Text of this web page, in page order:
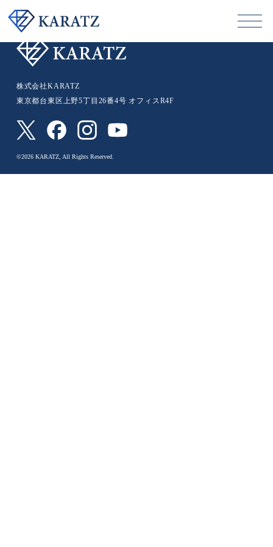
前の記事へ
株式会社KARATZ
東京都台東区上野5丁目26番4号 オフィスR4F
©2026 KARATZ, All Rights Reserved.